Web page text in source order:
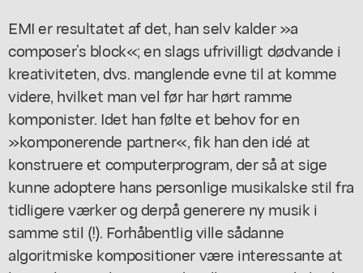
EMI er resultatet af det, han selv kalder »a
composer’s block«; en slags ufrivilligt dødvande i
kreativiteten, dvs. manglende evne til at komme
videre, hvilket man vel før har hørt ramme
komponister. Idet han følte et behov for en
»komponerende partner«, fik han den idé at
konstruere et computerprogram, der så at sige
kunne adoptere hans personlige musikalske stil fra
tidligere værker og derpå generere ny musik i
samme stil (!). Forhåbentlig ville sådanne
algoritmiske kompositioner være interessante at